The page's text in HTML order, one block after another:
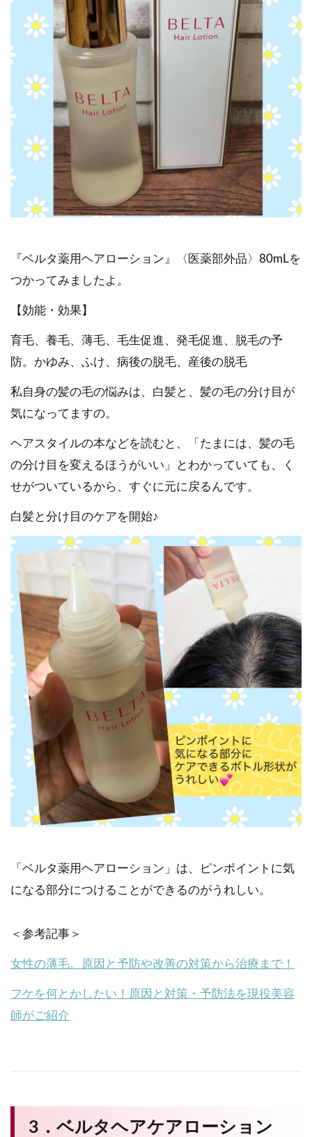
『ベルタ薬用ヘアローション』〈医薬部外品〉80mLを
つかってみましたよ。
【効能・効果】
育毛、養毛、薄毛、毛生促進、発毛促進、脱毛の予
防。かゆみ、ふけ、病後の脱毛、産後の脱毛
私自身の髪の毛の悩みは、白髪と、髪の毛の分け目が
気になってますの。
ヘアスタイルの本などを読むと、「たまには、髪の毛
の分け目を変えるほうがいい」とわかっていても、く
せがついているから、すぐに元に戻るんです。
白髪と分け目のケアを開始♪
「ベルタ薬用ヘアローション」は、ピンポイントに気
になる部分につけることができるのがうれしい。
＜参考記事＞
女性の薄毛。原因と予防や改善の対策から治療まで！
フケを何とかしたい！原因と対策・予防法を現役美容
師がご紹介
3．ベルタヘアケアローション